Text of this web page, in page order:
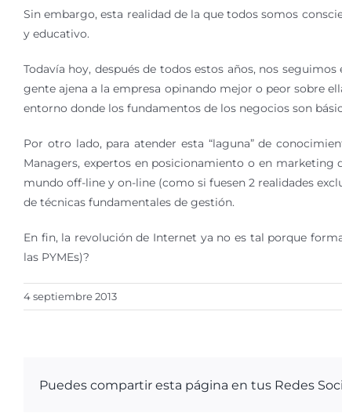
Sin embargo, esta realidad de la que todos somos
y educativo.
Todavía hoy, después de todos estos años, nos
gente ajena a la empresa opinando mejor o peor sobre
entorno donde los fundamentos de los negocios son
Por otro lado, para atender esta “laguna” de
Managers, expertos en posicionamiento o en marketing
mundo off-line y on-line (como si fuesen 2 realidades
de técnicas fundamentales de gestión.
En fin, la revolución de Internet ya no es tal porque
las PYMEs)?
4 septiembre 2013
Puedes compartir esta página en tus Redes